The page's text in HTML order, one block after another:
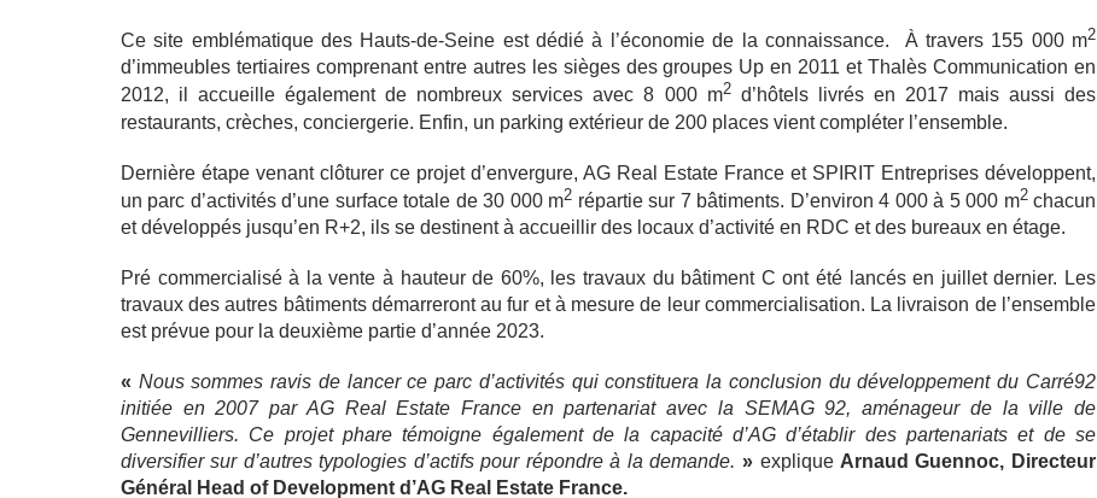
Ce site emblématique des Hauts-de-Seine est dédié à l’économie de la connaissance. À travers 155 000 m2
d’immeubles tertiaires comprenant entre autres les sièges des groupes Up en 2011 et Thalès Communication en
2012, il accueille également de nombreux services avec 8 000 m2 d’hôtels livrés en 2017 mais aussi des
restaurants, crèches, conciergerie. Enfin, un parking extérieur de 200 places vient compléter l’ensemble.
Dernière étape venant clôturer ce projet d’envergure, AG Real Estate France et SPIRIT Entreprises développent,
un parc d’activités d’une surface totale de 30 000 m2 répartie sur 7 bâtiments. D’environ 4 000 à 5 000 m2chacun
et développés jusqu’en R+2, ils se destinent à accueillir des locaux d’activité en RDC et des bureaux en étage.
Pré commercialisé à la vente à hauteur de 60%, les travaux du bâtiment C ont été lancés en juillet dernier. Les
travaux des autres bâtiments démarreront au fur et à mesure de leur commercialisation. La livraison de l’ensemble
est prévue pour la deuxième partie d’année 2023.
« Nous sommes ravis de lancer ce parc d’activités qui constituera la conclusion du développement du Carré92
initiée en 2007 par AG Real Estate France en partenariat avec la SEMAG 92, aménageur de la ville de
Gennevilliers. Ce projet phare témoigne également de la capacité d’AG d’établir des partenariats et de se
diversifier sur d’autres typologies d’actifs pour répondre à la demande. » explique Arnaud Guennoc, Directeur
Général Head of Development d’AG Real Estate France.